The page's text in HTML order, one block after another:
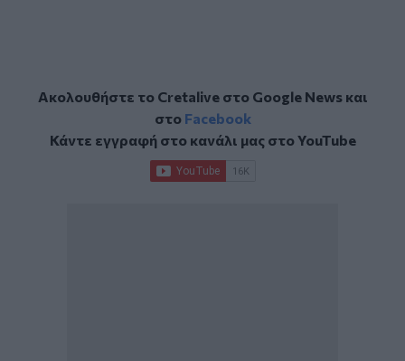
Ακολουθήστε το Cretalive στο Google Newsκαι
στο Facebook
Κάντε εγγραφή στο κανάλι μας στοYouTube